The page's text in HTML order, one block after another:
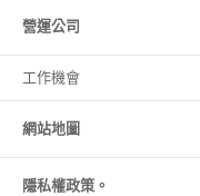
營運公司
工作機會
網站地圖
隱私權政策。